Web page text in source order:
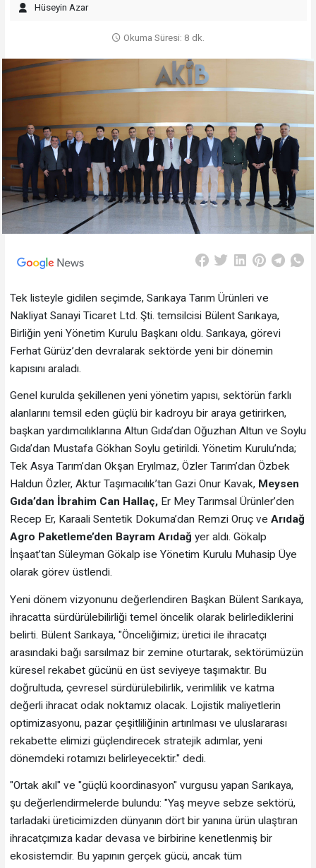
Hüseyin Azar
Okuma Süresi: 8 dk.
Tek listeyle gidilen seçimde, Sarıkaya Tarım Ürünleri ve
Nakliyat Sanayi Ticaret Ltd. Şti. temsilcisi Bülent Sarıkaya,
Birliğin yeni Yönetim Kurulu Başkanı oldu. Sarıkaya, görevi
Ferhat Gürüz’den devralarak sektörde yeni bir dönemin
kapısını araladı.
Genel kurulda şekillenen yeni yönetim yapısı, sektörün farklı
alanlarını temsil eden güçlü bir kadroyu bir araya getirirken,
başkan yardımcılıklarına Altun Gıda’dan Oğuzhan Altun ve Soylu
Gıda’dan Mustafa Gökhan Soylu getirildi. Yönetim Kurulu’nda;
Tek Asya Tarım’dan Okşan Eryılmaz, Özler Tarım’dan Özbek
Haldun Özler, Aktur Taşımacılık’tan Gazi Onur Kavak, Meysen
Gıda’dan İbrahim Can Hallaç,Er Mey Tarımsal Ürünler’den
Recep Er, Karaali Sentetik Dokuma’dan Remzi Oruç ve Arıdağ
Agro Paketleme’den Bayram Arıdağ yer aldı. Gökalp
İnşaat’tan Süleyman Gökalp ise Yönetim Kurulu Muhasip Üye
olarak görev üstlendi.
Yeni dönem vizyonunu değerlendiren Başkan Bülent Sarıkaya,
ihracatta sürdürülebilirliği temel öncelik olarak belirlediklerini
belirti. Bülent Sarıkaya, "Önceliğimiz; üretici ile ihracatçı
arasındaki bağı sarsılmaz bir zemine oturtarak, sektörümüzün
küresel rekabet gücünü en üst seviyeye taşımaktır. Bu
doğrultuda, çevresel sürdürülebilirlik, verimlilik ve katma
değerli ihracat odak noktamız olacak. Lojistik maliyetlerin
optimizasyonu, pazar çeşitliliğinin artırılması ve uluslararası
rekabette elimizi güçlendirecek stratejik adımlar, yeni
dönemdeki rotamızı belirleyecektir." dedi.
"Ortak akıl" ve "güçlü koordinasyon" vurgusu yapan Sarıkaya,
şu değerlendirmelerde bulundu: "Yaş meyve sebze sektörü,
tarladaki üreticimizden dünyanın dört bir yanına ürün ulaştıran
ihracatçımıza kadar devasa ve birbirine kenetlenmiş bir
ekosistemdir. Bu yapının gerçek gücü, ancak tüm